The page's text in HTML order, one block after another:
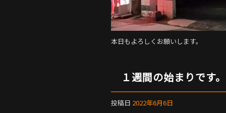
本日もよろしくお願いします。
１週間の始まりです。
投稿日 2022年6月6日